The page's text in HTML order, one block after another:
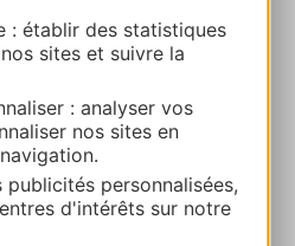
: établir des statistiques
sites et suivre la
: analyser vos
nos sites en
publicités personnalisées,
d'intérêts sur notre
sur des séjours d’une
des
- Données non
août et septembre –
ce jour pour l’Hôtellerie de